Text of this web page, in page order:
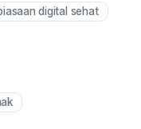
digital sehat